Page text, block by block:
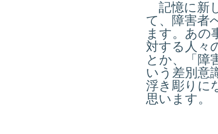
記憶に新
て、障害者
ます。あの
対する人々
とか、「障
いう差別意
浮き彫りに
思います。